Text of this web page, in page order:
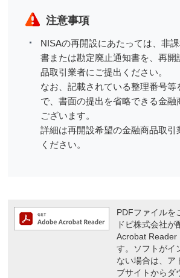
注意事項
NISAの再開設にあたっては、非
書または勘定廃止通知書を、再開
品取引業者にご提出ください。
なお、記載されている整理番号等
で、書面の提出を省略できる金融
ございます。
詳細は再開設希望の金融商品取引
ください。
PDFファイルを
ドビ株式会社
Acrobat Reader
す。ソフトがイ
ない場合は、ア
ブサイトからダ